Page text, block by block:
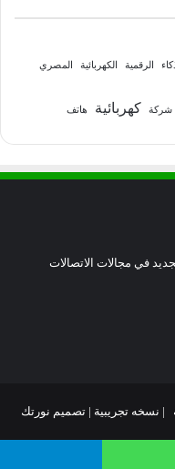
الرقمية الكهربائية المصري
شركة كهربائية هاتف
في مجالات الاتصالات
تصميم نورتك